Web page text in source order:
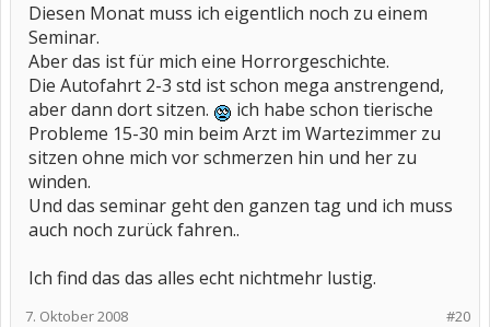
Diesen Monat muss ich eigentlich noch zu einem
Seminar.
Aber das ist für mich eine Horrorgeschichte.
Die Autofahrt 2-3 std ist schon mega anstrengend,
aber dann dort sitzen.
ich habe schon tierische
Probleme 15-30 min beim Arzt im Wartezimmer zu
sitzen ohne mich vor schmerzen hin und her zu
winden.
Und das seminar geht den ganzen tag und ich muss
auch noch zurück fahren..
Ich find das das alles echt nichtmehr lustig.
#20
7. Oktober 2008